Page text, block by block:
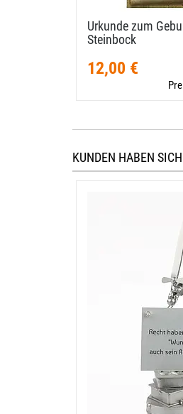
Urkunde zum
Steinbock
12,00 €
KUNDEN HABEN